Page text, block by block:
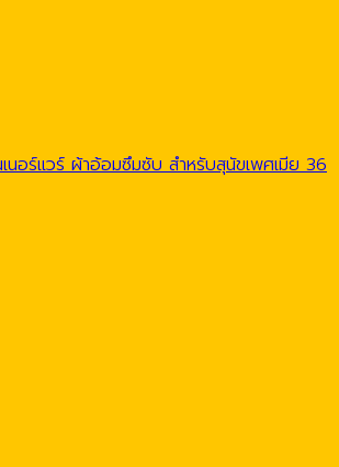
อร์แวร์ ผ้าอ้อมซึมซับ สำหรับสุนัขเพศเมีย 36